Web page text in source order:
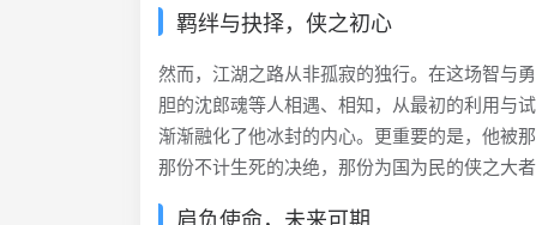
羁绊与抉择，侠之初心
然而，江湖之路从非孤寂的独行。在这场智与
胆的沈郎魂等人相遇、相知，从最初的利用与
渐渐融化了他冰封的内心。更重要的是，他被
那份不计生死的决绝，那份为国为民的侠之大
肩负使命，未来可期